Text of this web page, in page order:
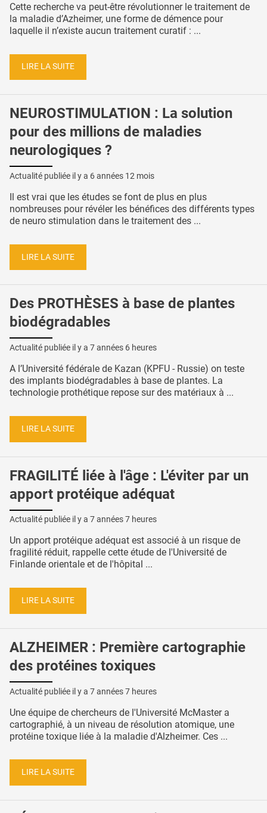
Cette recherche va peut-être révolutionner le traitement de
la maladie d’Azheimer, une forme de démence pour
laquelle il n’existe aucun traitement curatif : ...
LIRE LA SUITE
NEUROSTIMULATION : La solution
pour des millions de maladies
neurologiques ?
Actualité publiée il y a 6 années 12 mois
Il est vrai que les études se font de plus en plus
nombreuses pour révéler les bénéfices des différents types
de neuro stimulation dans le traitement des ...
LIRE LA SUITE
Des PROTHÈSES à base de plantes
biodégradables
Actualité publiée il y a 7 années 6 heures
A l’Université fédérale de Kazan (KPFU - Russie) on teste
des implants biodégradables à base de plantes. La
technologie prothétique repose sur des matériaux à ...
LIRE LA SUITE
FRAGILITÉ liée à l'âge : L'éviter par un
apport protéique adéquat
Actualité publiée il y a 7 années 7 heures
Un apport protéique adéquat est associé à un risque de
fragilité réduit, rappelle cette étude de l'Université de
Finlande orientale et de l'hôpital ...
LIRE LA SUITE
ALZHEIMER : Première cartographie
des protéines toxiques
Actualité publiée il y a 7 années 7 heures
Une équipe de chercheurs de l'Université McMaster a
cartographié, à un niveau de résolution atomique, une
protéine toxique liée à la maladie d'Alzheimer. Ces ...
LIRE LA SUITE